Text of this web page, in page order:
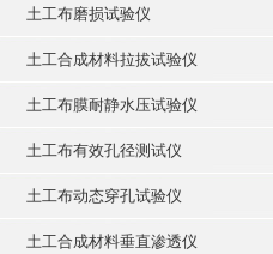
土工布磨损试验仪
土工合成材料拉拔试验仪
土工布膜耐静水压试验仪
土工布有效孔径测试仪
土工布动态穿孔试验仪
土工合成材料垂直渗透仪